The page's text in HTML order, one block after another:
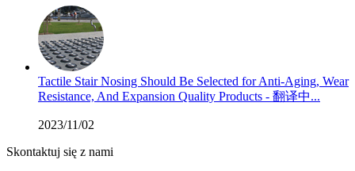
Tactile Stair Nosing Should Be Selected for Anti-Aging, Wear
Resistance, And Expansion Quality Products - 翻译中...
2023/11/02
Skontaktuj się z nami